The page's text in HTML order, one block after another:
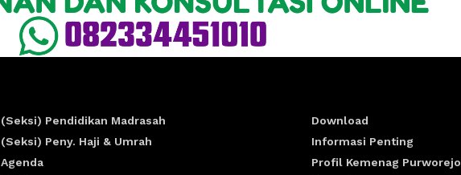
(Seksi) Pendidikan Madrasah
(Seksi) Peny. Haji & Umrah
Agenda
Download
Informasi Penting
Profil Kemenag Purworejo